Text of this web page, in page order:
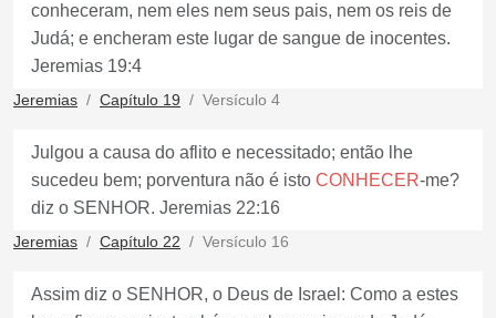
conheceram, nem eles nem seus pais, nem os reis de
Judá; e encheram este lugar de sangue de inocentes.
Jeremias 19:4
Jeremias Capítulo 19 Versículo 4
Julgou a causa do aflito e necessitado; então lhe
sucedeu bem; porventura não é isto CONHECER-me?
diz o SENHOR. Jeremias 22:16
Jeremias Capítulo 22 Versículo 16
Assim diz o SENHOR, o Deus de Israel: Como a estes